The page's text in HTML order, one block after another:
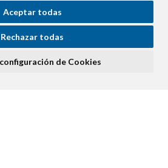
botón“Aceptar todas”
su uso. Si pulsa el botón
las cookies técnicas
Aceptar todas
Rechazar todas
de Cookies